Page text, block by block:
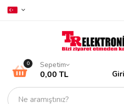
0 Sepetim
0,00 TL